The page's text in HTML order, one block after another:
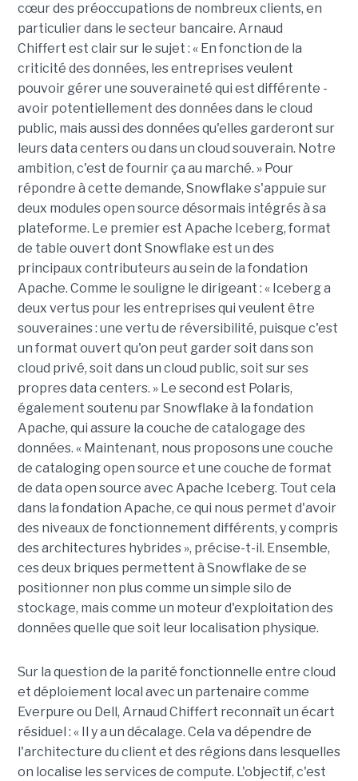
cœur des préoccupations de nombreux clients, en
particulier dans le secteur bancaire. Arnaud
Chiffert est clair sur le sujet : « En fonction de la
criticité des données, les entreprises veulent
pouvoir gérer une souveraineté qui est différente -
avoir potentiellement des données dans le cloud
public, mais aussi des données qu'elles garderont sur
leurs data centers ou dans un cloud souverain. Notre
ambition, c'est de fournir ça au marché. » Pour
répondre à cette demande, Snowflake s'appuie sur
deux modules open source désormais intégrés à sa
plateforme. Le premier est Apache Iceberg, format
de table ouvert dont Snowflake est un des
principaux contributeurs au sein de la fondation
Apache. Comme le souligne le dirigeant : « Iceberg a
deux vertus pour les entreprises qui veulent être
souveraines : une vertu de réversibilité, puisque c'est
un format ouvert qu'on peut garder soit dans son
cloud privé, soit dans un cloud public, soit sur ses
propres data centers. » Le second est Polaris,
également soutenu par Snowflake à la fondation
Apache, qui assure la couche de catalogage des
données. « Maintenant, nous proposons une couche
de cataloging open source et une couche de format
de data open source avec Apache Iceberg. Tout cela
dans la fondation Apache, ce qui nous permet d'avoir
des niveaux de fonctionnement différents, y compris
des architectures hybrides », précise-t-il. Ensemble,
ces deux briques permettent à Snowflake de se
positionner non plus comme un simple silo de
stockage, mais comme un moteur d'exploitation des
données quelle que soit leur localisation physique.
Sur la question de la parité fonctionnelle entre cloud
et déploiement local avec un partenaire comme
Everpure ou Dell, Arnaud Chiffert reconnaît un écart
résiduel : « Il y a un décalage. Cela va dépendre de
l'architecture du client et des régions dans lesquelles
on localise les services de compute. L'objectif, c'est